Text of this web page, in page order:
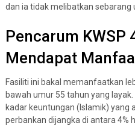
dan ia tidak melibatkan sebarang
Pencarum KWSP
Mendapat
Fasiliti ini bakal memanfaatkan
bawah umur 55 tahun yang
kadar keuntungan (Islamik) yang
perbankan dijangka di antara 4%